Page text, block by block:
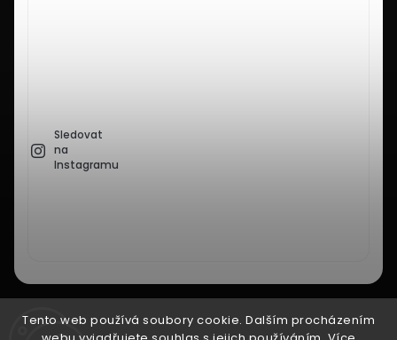
Tento web používá soubory cookie. Dalším procházením
Sledovat
na
Instagramu
Instagram